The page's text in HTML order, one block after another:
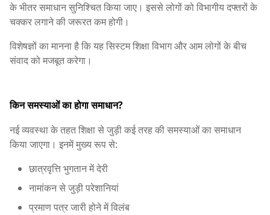
के भीतर समाधान सुनिश्चित किया जाए। इससे लोगों को विभागीय दफ्तरों के
चक्कर लगाने की जरूरत कम होगी।
विशेषज्ञों का मानना है कि यह सिस्टम शिक्षा विभाग और आम लोगों के बीच
संवाद को मजबूत करेगा।
किन समस्याओं का होगा समाधान?
नई व्यवस्था के तहत शिक्षा से जुड़ी कई तरह की समस्याओं का समाधान
किया जाएगा। इनमें मुख्य रूप से:
छात्रवृत्ति भुगतान में देरी
नामांकन से जुड़ी परेशानियां
प्रमाण पत्र जारी होने में विलंब